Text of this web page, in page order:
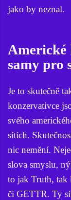
jako by neznal.
Americké
samy pro
Je to skutečně
konzervativce
svého
sítích.
nic nemění.
slova smyslu,
to jak Truth,
či GETTR. Ty